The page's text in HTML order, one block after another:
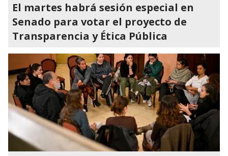
El martes habrá sesión especial en
Senado para votar el proyecto de
Transparencia y Ética Pública